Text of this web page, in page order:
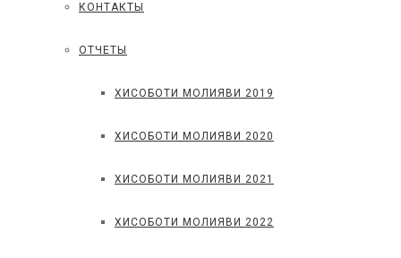
КОНТАКТЫ
ОТЧЕТЫ
ХИСОБОТИ МОЛИЯВИ 2019
ХИСОБОТИ МОЛИЯВИ 2020
ХИСОБОТИ МОЛИЯВИ 2021
ХИСОБОТИ МОЛИЯВИ 2022